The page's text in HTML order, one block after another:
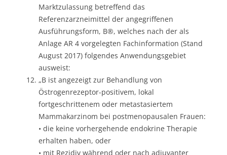
Marktzulassung betreffend das
Referenzarzneimittel der angegriffenen
Ausführungsform, B®, welches nach der als
Anlage AR 4 vorgelegten Fachinformation (Stand
August 2017) folgendes Anwendungsgebiet
ausweist:
„B ist angezeigt zur Behandlung von
Östrogenrezeptor-positivem, lokal
fortgeschrittenem oder metastasiertem
Mammakarzinom bei postmenopausalen Frauen:
• die keine vorhergehende endokrine Therapie
erhalten haben, oder
• mit Rezidiv während oder nach adjuvanter